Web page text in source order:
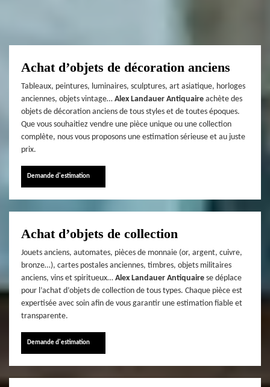
Achat d’objets de décoration anciens
Tableaux, peintures, luminaires, sculptures, art asiatique, horloges
anciennes, objets vintage… Alex Landauer Antiquaire achète des
objets de décoration anciens de tous styles et de toutes époques.
Que vous souhaitiez vendre une pièce unique ou une collection
complète, nous vous proposons une estimation sérieuse et au juste
prix.
Demande d'estimation
Achat d’objets de collection
Jouets anciens, automates, pièces de monnaie (or, argent, cuivre,
bronze…), cartes postales anciennes, timbres, objets militaires
anciens, vins et spiritueux… Alex Landauer Antiquaire se déplace
pour l’achat d’objets de collection de tous types. Chaque pièce est
expertisée avec soin afin de vous garantir une estimation fiable et
transparente.
Demande d'estimation